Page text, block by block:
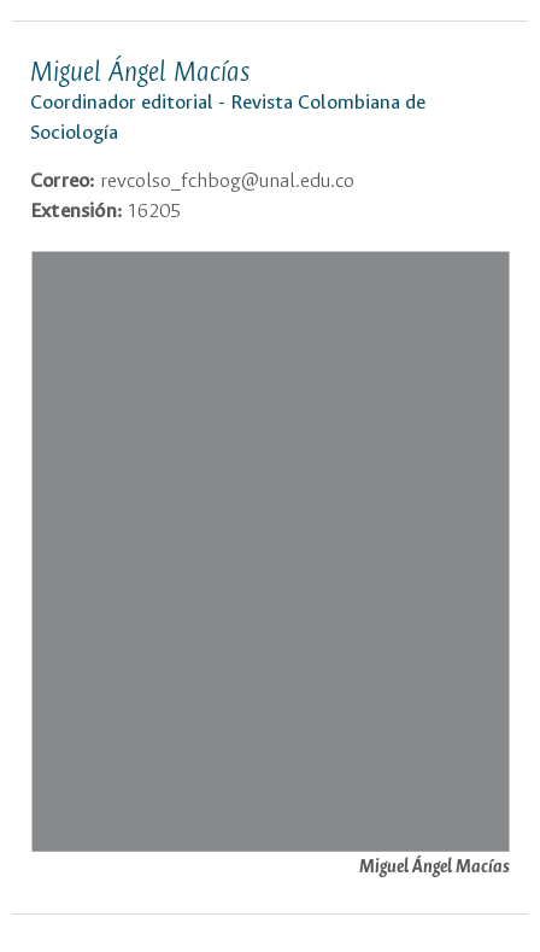
Miguel Ángel Macías
Coordinador editorial - Revista Colombiana de
Sociología
Correo: revcolso_fchbog@unal.edu.co
Extensión: 16205
Miguel Ángel Macías